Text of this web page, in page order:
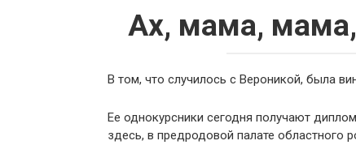
Ах, мама,
В том, что случилось с Вероникой, была
Ее однокурсники сегодня получают
здесь, в предродовой палате областного